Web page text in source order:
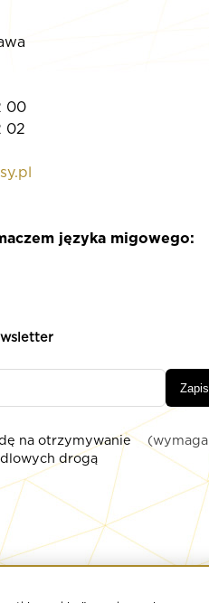
00
02
języka migowego:
na otrzymywanie
drogą